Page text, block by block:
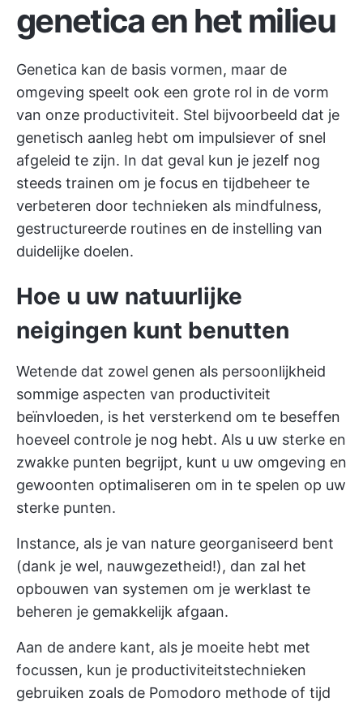
genetica en het milieu
Genetica kan de basis vormen, maar de
omgeving speelt ook een grote rol in de vorm
van onze productiviteit. Stel bijvoorbeeld dat je
genetisch aanleg hebt om impulsiever of snel
afgeleid te zijn. In dat geval kun je jezelf nog
steeds trainen om je focus en tijdbeheer te
verbeteren door technieken als mindfulness,
gestructureerde routines en de instelling van
duidelijke doelen.
Hoe u uw natuurlijke
neigingen kunt benutten
Wetende dat zowel genen als persoonlijkheid
sommige aspecten van productiviteit
beïnvloeden, is het versterkend om te beseffen
hoeveel controle je nog hebt. Als u uw sterke en
zwakke punten begrijpt, kunt u uw omgeving en
gewoonten optimaliseren om in te spelen op uw
sterke punten.
Instance, als je van nature georganiseerd bent
(dank je wel, nauwgezetheid!), dan zal het
opbouwen van systemen om je werklast te
beheren je gemakkelijk afgaan.
Aan de andere kant, als je moeite hebt met
focussen, kun je productiviteitstechnieken
gebruiken zoals de Pomodoro methode of tijd